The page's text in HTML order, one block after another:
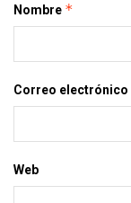
Nombre *
Correo electrónico
Web